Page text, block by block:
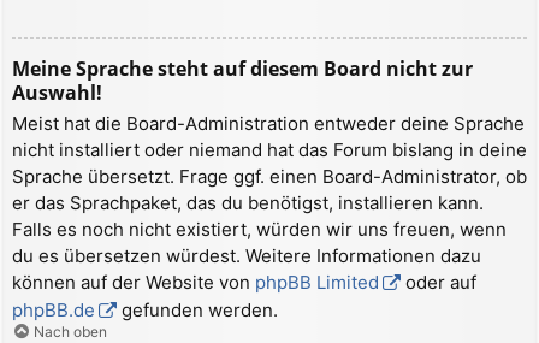
Meine Sprache steht auf diesem Board nicht zur
Auswahl!
Meist hat die Board-Administration entweder deine Sprache
nicht installiert oder niemand hat das Forum bislang in deine
Sprache übersetzt. Frage ggf. einen Board-Administrator, ob
er das Sprachpaket, das du benötigst, installieren kann.
Falls es noch nicht existiert, würden wir uns freuen, wenn
du es übersetzen würdest. Weitere Informationen dazu
können auf der Website von phpBB Limited
oder auf
phpBB.de
gefunden werden.
Nach oben